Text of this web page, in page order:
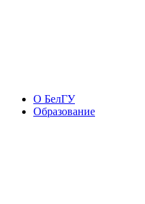
О БелГУ
Образование